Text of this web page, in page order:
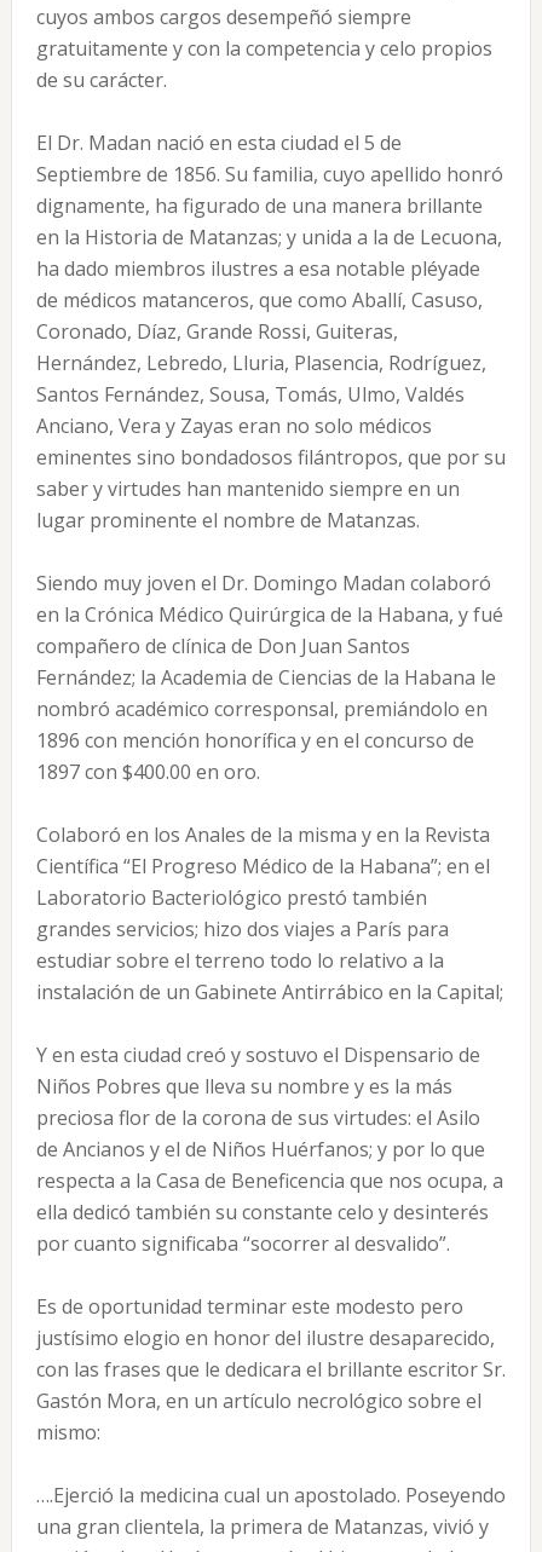
cuyos ambos cargos desempeñó siempre
gratuitamente y con la competencia y celo propios
de su carácter.
El Dr. Madan nació en esta ciudad el 5 de
Septiembre de 1856. Su familia, cuyo apellido honró
dignamente, ha figurado de una manera brillante
en la Historia de Matanzas; y unida a la de Lecuona,
ha dado miembros ilustres a esa notable pléyade
de médicos matanceros, que como Aballí, Casuso,
Coronado, Díaz, Grande Rossi, Guiteras,
Hernández, Lebredo, Lluria, Plasencia, Rodríguez,
Santos Fernández, Sousa, Tomás, Ulmo, Valdés
Anciano, Vera y Zayas eran no solo médicos
eminentes sino bondadosos filántropos, que por su
saber y virtudes han mantenido siempre en un
lugar prominente el nombre de Matanzas.
Siendo muy joven el Dr. Domingo Madan colaboró
en la Crónica Médico Quirúrgica de la Habana, y fué
compañero de clínica de Don Juan Santos
Fernández; la Academia de Ciencias de la Habana le
nombró académico corresponsal, premiándolo en
1896 con mención honorífica y en el concurso de
1897 con $400.00 en oro.
Colaboró en los Anales de la misma y en la Revista
Científica “El Progreso Médico de la Habana”; en el
Laboratorio Bacteriológico prestó también
grandes servicios; hizo dos viajes a París para
estudiar sobre el terreno todo lo relativo a la
instalación de un Gabinete Antirrábico en la Capital;
Y en esta ciudad creó y sostuvo el Dispensario de
Niños Pobres que lleva su nombre y es la más
preciosa flor de la corona de sus virtudes: el Asilo
de Ancianos y el de Niños Huérfanos; y por lo que
respecta a la Casa de Beneficencia que nos ocupa, a
ella dedicó también su constante celo y desinterés
por cuanto significaba “socorrer al desvalido”.
Es de oportunidad terminar este modesto pero
justísimo elogio en honor del ilustre desaparecido,
con las frases que le dedicara el brillante escritor Sr.
Gastón Mora, en un artículo necrológico sobre el
mismo:
….Ejerció la medicina cual un apostolado. Poseyendo
una gran clientela, la primera de Matanzas, vivió y